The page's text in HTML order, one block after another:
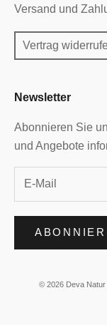
Versand und
Vertrag
Newsletter
Abonnieren Sie
und Angebote
© 2026 Deva Natur